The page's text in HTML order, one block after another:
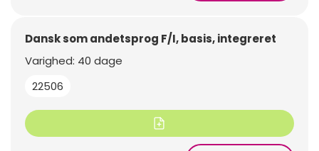
Dansk som andetsprog F/I, basis, integreret
22506
Varighed: 40 dage